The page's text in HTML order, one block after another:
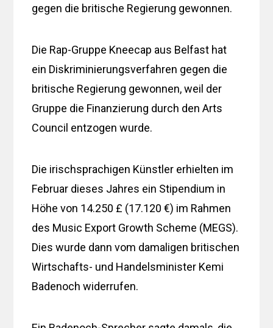
gegen die britische Regierung gewonnen.
Die Rap-Gruppe Kneecap aus Belfast hat
ein Diskriminierungsverfahren gegen die
britische Regierung gewonnen, weil der
Gruppe die Finanzierung durch den Arts
Council entzogen wurde.
Die irischsprachigen Künstler erhielten im
Februar dieses Jahres ein Stipendium in
Höhe von 14.250 £ (17.120 €) im Rahmen
des Music Export Growth Scheme (MEGS).
Dies wurde dann vom damaligen britischen
Wirtschafts- und Handelsminister Kemi
Badenoch widerrufen.